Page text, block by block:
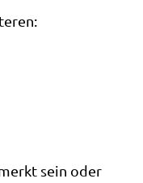
sein oder